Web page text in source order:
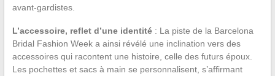
avant-gardistes.
L’accessoire, reflet d’une identité: La piste de la Barcelona
Bridal Fashion Week a ainsi révélé une inclination vers des
accessoires qui racontent une histoire, celle des futurs époux.
Les pochettes et sacs à main se personnalisent, s’affirmant